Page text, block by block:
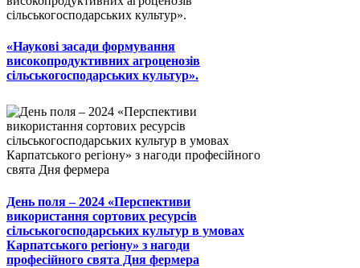
«Наукові засади формування
високопродуктивних агроценозів
сільськогосподарських культур».
День поля – 2024 «Перспективи
використання сортових ресурсів
сільськогосподарських культур в умовах
Карпатського регіону» з нагоди
професійного свята Дня фермера